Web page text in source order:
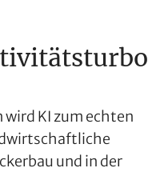
KI zum echten
und in der